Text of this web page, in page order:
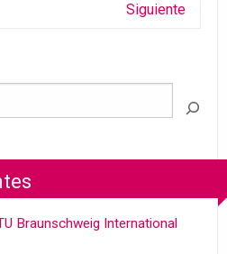
Siguiente
Braunschweig International